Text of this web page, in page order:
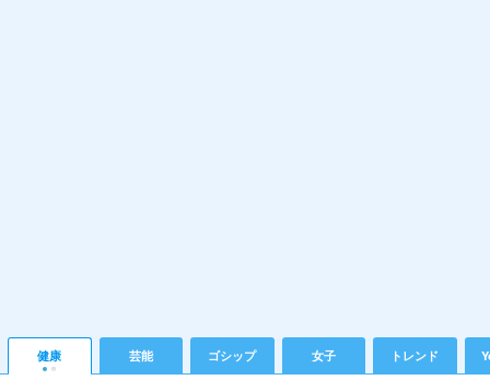
健康 芸能 ゴシップ 女子 トレンド